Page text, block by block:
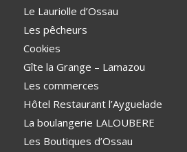
Le Lauriolle d’Ossau
Les pêcheurs
Cookies
Gîte la Grange – Lamazou
Les commerces
Hôtel Restaurant l’Ayguelade
La boulangerie LALOUBERE
Les Boutiques d’Ossau